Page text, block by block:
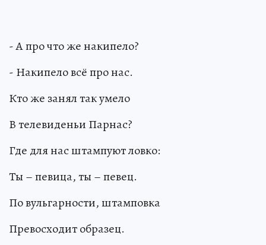
- А про что же накипело?
- Накипело всё про нас.
Кто же занял так умело
В телевиденьи Парнас?
Где для нас штампуют ловко:
Ты – певица, ты – певец.
По вульгарности, штамповка
Превосходит образец.